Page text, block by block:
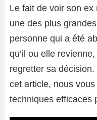
Le fait de voir son
une des plus
personne qui a été
qu’il ou elle
regretter sa
cet article, nous
techniques efficaces